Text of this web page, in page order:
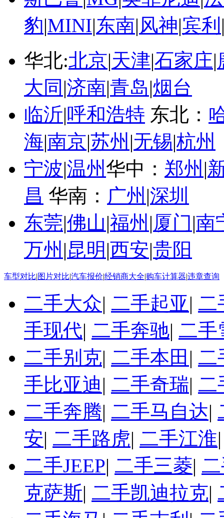
豹|MINI|东南|风神|宾利
华北:北京|天津|石家庄|
大同 |济南|青岛|烟台
临沂|呼和浩特 东北：
海|南京|苏州 |无锡|杭州
宁波|温州华中： 郑州 |
昌 华南： 广州 |深圳
东莞|佛山|福州 |厦门|南
万州 |昆明 |西安|贵阳
车型对比|图片对比|汽车报价|经销商大全|购车计算器|违章查询
二手大众| 二手起亚| 二
手现代| 二手奔驰| 二手
二手别克| 二手本田 | 二
手比亚迪| 二手奇瑞| 二
二手奔腾| 二手马自达|
安| 二手路虎| 二手江淮
二手JEEP| 二手三菱|
克萨斯| 二手凯迪拉克|